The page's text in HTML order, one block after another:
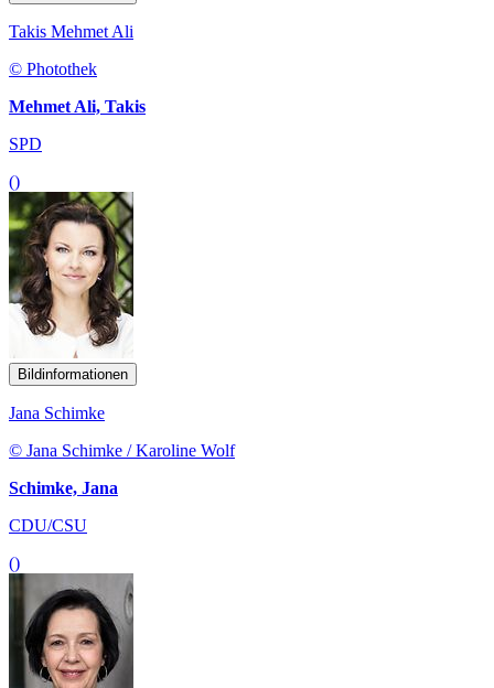
Takis Mehmet Ali
© Photothek
Mehmet Ali, Takis
SPD
()
Bildinformationen
Jana Schimke
© Jana Schimke / Karoline Wolf
Schimke, Jana
CDU/CSU
()